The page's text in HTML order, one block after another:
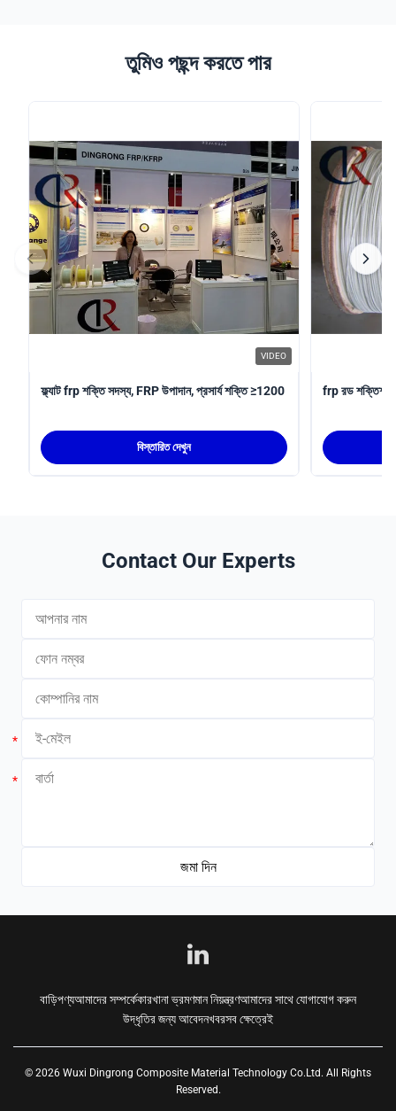
তুমিও পছন্দ করতে পার
VIDEO
ফ্ল্যাট frp শক্তি সদস্য, FRP উপাদান, প্রসার্য শক্তি ≥1200
বিস্তারিত দেখুন
frp রড
Contact Our Experts
*
*
বাড়িপণ্যআমাদের সম্পর্কেকারখানা ভ্রমণমান নিয়ন্ত্রণআমাদের সাথে যোগাযোগ করুন
উদ্ধৃতির জন্য আবেদনখবরসব ক্ষেত্রেই
© 2026 Wuxi Dingrong Composite Material Technology Co.Ltd. All Rights
Reserved.